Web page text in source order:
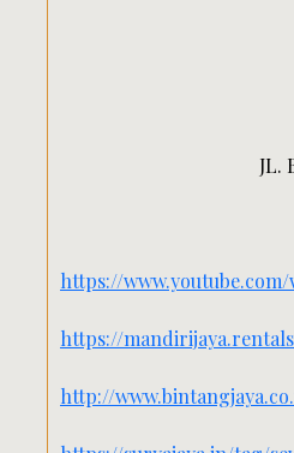
JL.
https://
https://
http://